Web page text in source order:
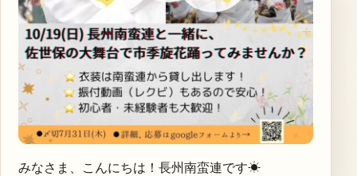
みなさま、こんにちは！長州南蛮連です☀